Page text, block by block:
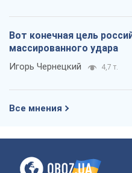
Вот конечная цель
массированного удара
Игорь Чернецкий 4,7 т.
Все мнения